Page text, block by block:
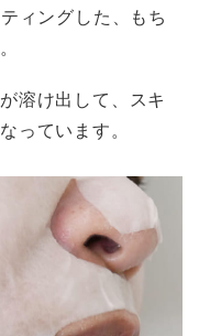
ィングした、もち
溶け出して、スキ
っています。